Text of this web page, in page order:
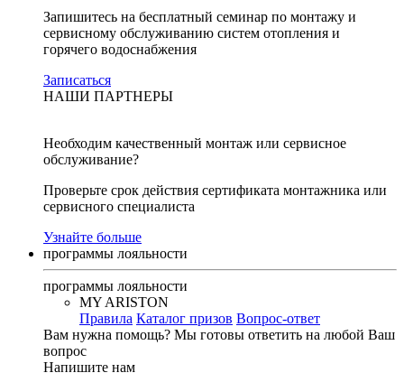
Запишитесь на бесплатный семинар по монтажу и
сервисному обслуживанию систем отопления и
горячего водоснабжения
Записаться
НАШИ ПАРТНЕРЫ
Необходим качественный монтаж или сервисное
обслуживание?
Проверьте срок действия сертификата монтажника или
сервисного специалиста
Узнайте больше
программы лояльности
программы лояльности
MY ARISTON
Правила Каталог призов Вопрос-ответ
Вам нужна помощь? Мы готовы ответить на любой Ваш
вопрос
Напишите нам